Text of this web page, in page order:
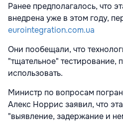
Ранее предполагалось, что
внедрена уже в этом году,
eurointegration.com.ua
Они пообещали, что
"тщательное" тестирование,
использовать.
Министр по вопросам
Алекс Норрис заявил, что
"выявление, задержание и